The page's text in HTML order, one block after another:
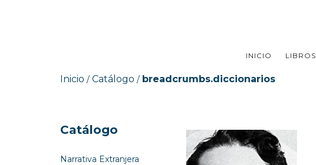
INICIO LIBROS
Inicio / Catálogo / breadcrumbs.diccionarios
Catálogo
Narrativa Extranjera